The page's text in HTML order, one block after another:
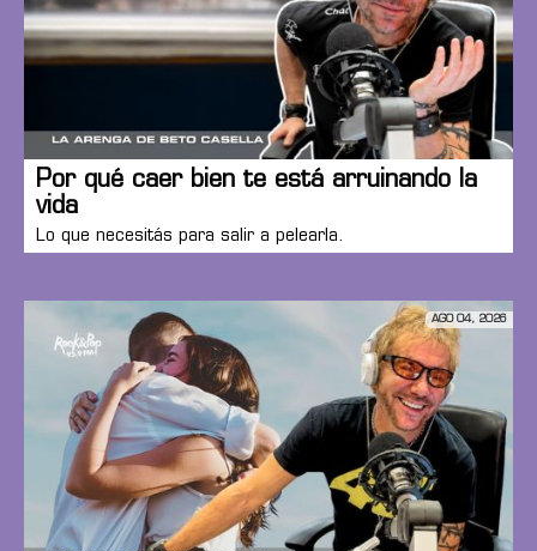
Por qué caer bien te está arruinando la
vida
Lo que necesitás para salir a pelearla.
AGO 04, 2026